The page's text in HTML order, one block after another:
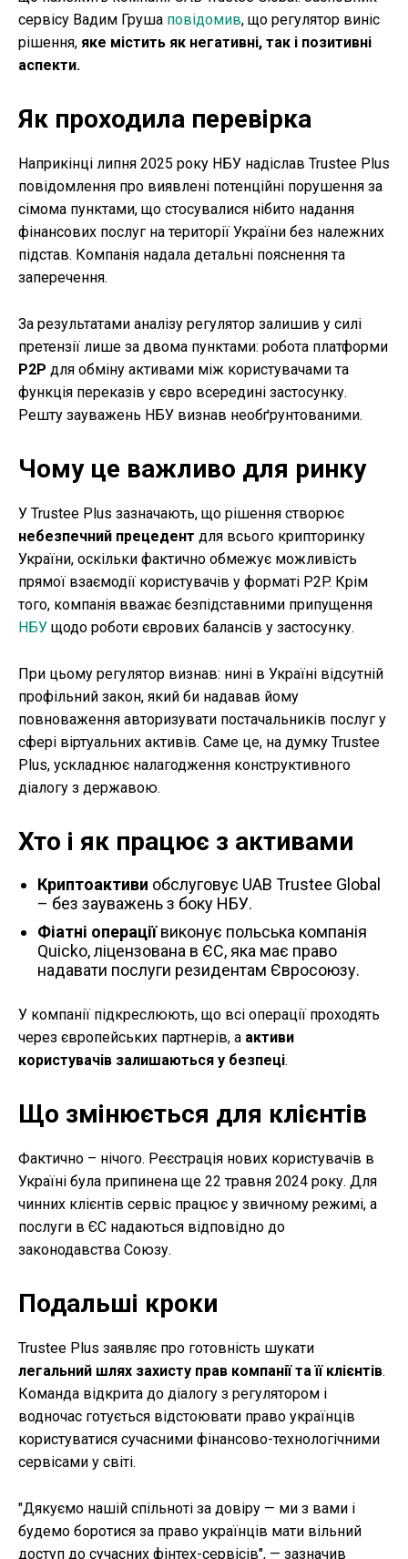
сервісу Вадим Груша повідомив, що регулятор виніс
рішення, яке містить як негативні, так і позитивні
аспекти.
Як проходила перевірка
Наприкінці липня 2025 року НБУ надіслав Trustee Plus
повідомлення про виявлені потенційні порушення за
сімома пунктами, що стосувалися нібито надання
фінансових послуг на території України без належних
підстав. Компанія надала детальні пояснення та
заперечення.
За результатами аналізу регулятор залишив у силі
претензії лише за двома пунктами: робота платформи
P2P для обміну активами між користувачами та
функція переказів у євро всередині застосунку.
Решту зауважень НБУ визнав необґрунтованими.
Чому це важливо для ринку
У Trustee Plus зазначають, що рішення створює
небезпечний прецедент для всього крипторинку
України, оскільки фактично обмежує можливість
прямої взаємодії користувачів у форматі P2P. Крім
того, компанія вважає безпідставними припущення
НБУ щодо роботи єврових балансів у застосунку.
При цьому регулятор визнав: нині в Україні відсутній
профільний закон, який би надавав йому
повноваження авторизувати постачальників послуг у
сфері віртуальних активів. Саме це, на думку Trustee
Plus, ускладнює налагодження конструктивного
діалогу з державою.
Хто і як працює з активами
Криптоактиви обслуговує UAB Trustee Global
– без зауважень з боку НБУ.
Фіатні операціївиконує польська компанія
Quicko, ліцензована в ЄС, яка має право
надавати послуги резидентам Євросоюзу.
У компанії підкреслюють, що всі операції проходять
через європейських партнерів, а активи
користувачів залишаються у безпеці.
Що змінюється для клієнтів
Фактично – нічого. Реєстрація нових користувачів в
Україні була припинена ще 22 травня 2024 року. Для
чинних клієнтів сервіс працює у звичному режимі, а
послуги в ЄС надаються відповідно до
законодавства Союзу.
Подальші кроки
Trustee Plus заявляє про готовність шукати
легальний шлях захисту прав компанії та її клієнтів.
Команда відкрита до діалогу з регулятором і
водночас готується відстоювати право українців
користуватися сучасними фінансово-технологічними
сервісами у світі.
"Дякуємо нашій спільноті за довіру — ми з вами і
будемо боротися за право українців мати вільний
доступ до сучасних фінтех-сервісів", — зазначив